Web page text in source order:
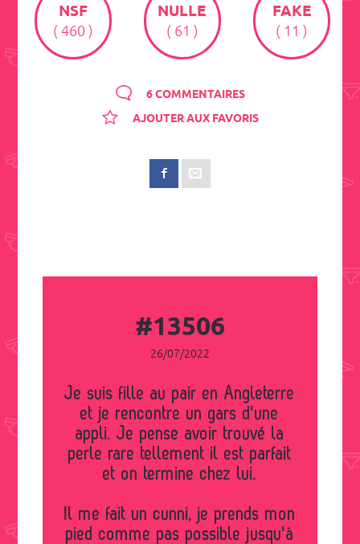
NSF
( 460 )
NULLE
( 61 )
FAKE
( 11 )
6 COMMENTAIRES
AJOUTER AUX FAVORIS
#13506
26/07/2022
Je suis fille au pair en Angleterre
et je rencontre un gars d'une
appli. Je pense avoir trouvé la
perle rare tellement il est parfait
et on termine chez lui.
Il me fait un cunni, je prends mon
pied comme pas possible jusqu'à